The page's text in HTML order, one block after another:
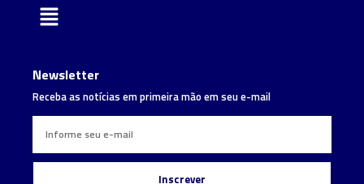
Newsletter
Receba as notícias em primeira mão em seu e-mail
Inscrever